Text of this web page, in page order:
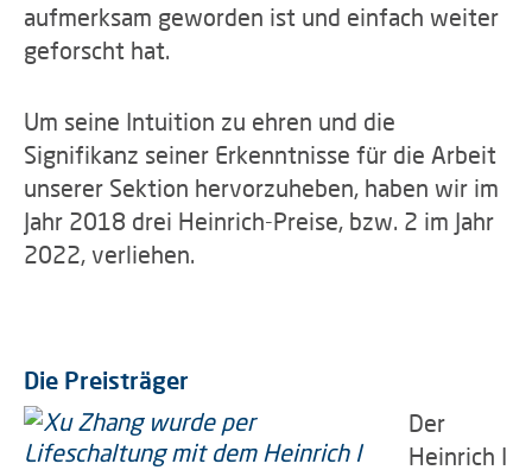
aufmerksam geworden ist und einfach weiter
geforscht hat.
Um seine Intuition zu ehren und die
Signifikanz seiner Erkenntnisse für die Arbeit
unserer Sektion hervorzuheben, haben wir im
Jahr 2018 drei Heinrich-Preise, bzw. 2 im Jahr
2022, verliehen.
Die Preisträger
Der
Heinrich I